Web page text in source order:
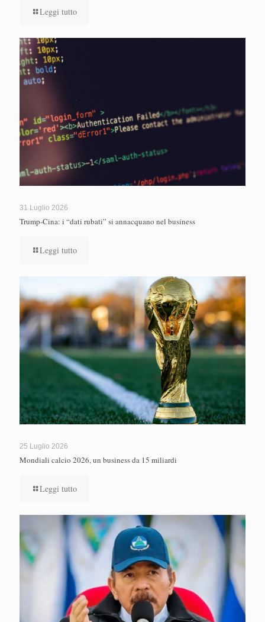
Leggi tutto
31 Luglio 2026
Trump-Cina: i “dati rubati” si annacquano nel business
Leggi tutto
25 Luglio 2026
Mondiali calcio 2026, un business da 15 miliardi
Leggi tutto